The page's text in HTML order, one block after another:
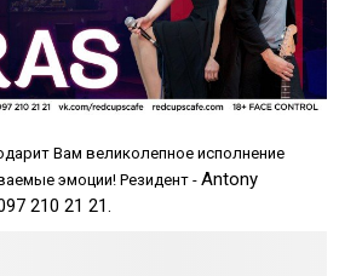
Вам великолепное исполнение
эмоции! Резидент - Antony
210 21 21.